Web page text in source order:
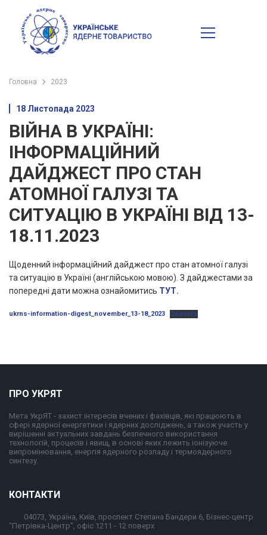
Головна 2023
18 Листопада 2023
ВІЙНА В УКРАЇНІ:
ІНФОРМАЦІЙНИЙ
ДАЙДЖЕСТ ПРО СТАН
АТОМНОЇ ГАЛУЗІ ТА
СИТУАЦІЮ В УКРАЇНІ ВІД 13-
18.11.2023
Щоденний інформаційний дайджест про стан атомної галузі
та ситуацію в Україні (англійською мовою). З дайджестами за
попередні дати можна ознайомитись ТУТ.
ukrns-information-digest_november_13-18_2023 Скачать
ПРО УКРЯТ
Мета УкрЯТ - захист інтересів вчених і фахівців, які працюють в
сфері ядерної енергетики і ядерних досліджень, а також участь у
вирішенні актуальних завдань безпечного використання
технологій, процесів і явищ, в основі яких лежить іонізуюче
випромінювання, енергія ядерного розпаду і термоядерного
синтезу.
КОНТАКТИ
04073, Україна, Київ, проспект Степана Бандери 6, Бізнес-центр
"Петрівка-Центр", офіс 1211 - 12 поверх